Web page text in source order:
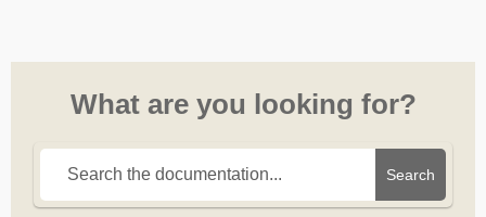
What are you looking for?
Search